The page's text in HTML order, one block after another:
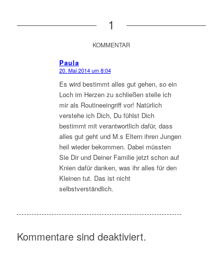
1
KOMMENTAR
Paula
sagte:
20. Mai 2014 um 8:04
Es wird bestimmt alles gut gehen, so ein
Loch im Herzen zu schließen stelle ich
mir als Routineeingriff vor! Natürlich
verstehe ich Dich, Du fühlst Dich
bestimmt mit verantwortlich dafür, dass
alles gut geht und M.s Eltern ihren Jungen
heil wieder bekommen. Dabei müssten
Sie Dir und Deiner Familie jetzt schon auf
Knien dafür danken, was ihr alles für den
Kleinen tut. Das ist nicht
selbstverständlich.
Kommentare sind deaktiviert.